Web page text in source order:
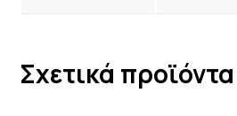
Σχετικά προϊόντα